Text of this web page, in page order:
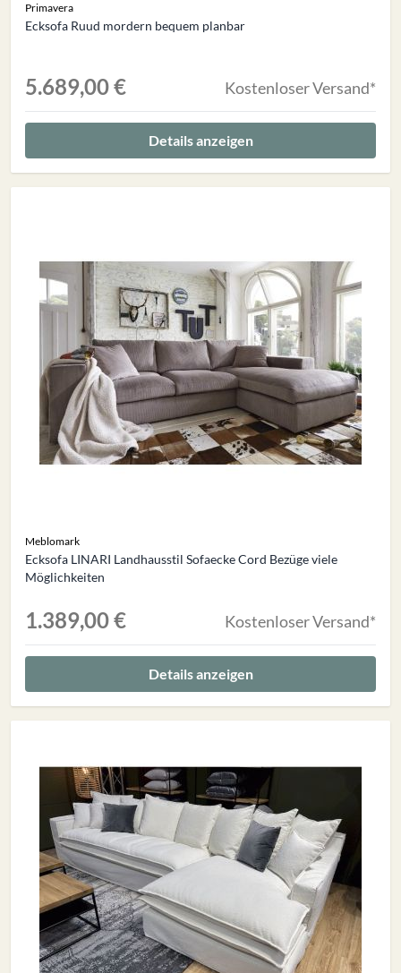
Primavera
Ecksofa Ruud mordern bequem planbar
5.689,00 € Kostenloser Versand*
Details anzeigen
Meblomark
Ecksofa LINARI Landhausstil Sofaecke Cord Bezüge viele
Möglichkeiten
1.389,00 € Kostenloser Versand*
Details anzeigen